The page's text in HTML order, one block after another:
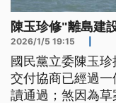
陳玉珍修"離島建
2026/1/5 19:15
國民黨立委陳玉
交付協商已經過
讀通過；煞因為